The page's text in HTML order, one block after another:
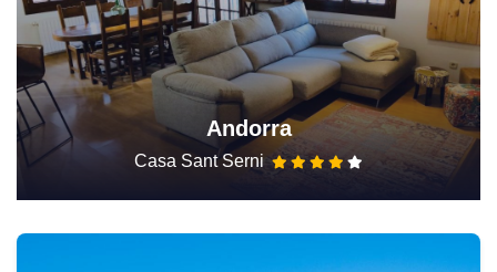
Andorra
Casa Sant Serni